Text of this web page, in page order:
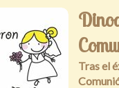
Tras el